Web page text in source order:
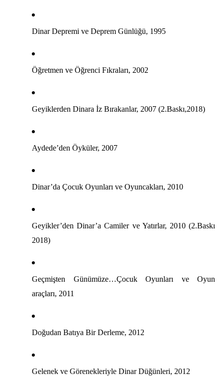
Dinar Depremi ve Deprem Günlüğü, 1995
Öğretmen ve Öğrenci Fıkraları, 2002
Geyiklerden Dinara İz Bırakanlar, 2007 (2.Baskı,2018)
Aydede’den Öyküler, 2007
Dinar’da Çocuk Oyunları ve Oyuncakları, 2010
Geyikler’den Dinar’a Camiler ve Yatırlar, 2010 (2.Baskı
2018)
Geçmişten Günümüze…Çocuk Oyunları ve Oyun
araçları, 2011
Doğudan Batıya Bir Derleme, 2012
Gelenek ve Görenekleriyle Dinar Düğünleri, 2012